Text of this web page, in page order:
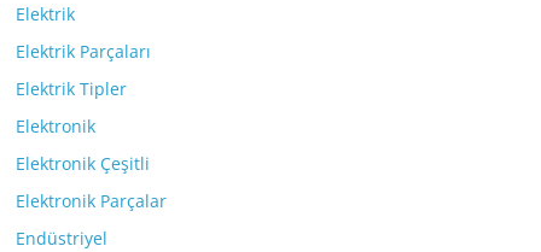
Elektrik
Elektrik Parçaları
Elektrik Tipler
Elektronik
Elektronik Çeşitli
Elektronik Parçalar
Endüstriyel